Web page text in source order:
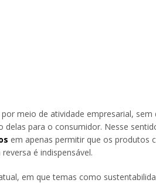
meio de atividade empresarial,
delas para o consumidor. Nesse
em apenas permitir que os produtos
é indispensável.
em que temas como